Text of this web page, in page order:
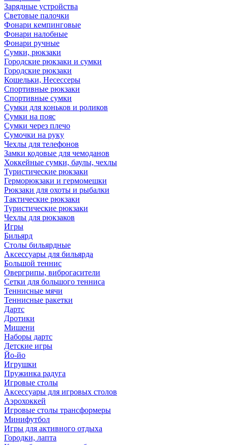
Зарядные устройства
Световые палочки
Фонари кемпинговые
Фонари налобные
Фонари ручные
Сумки, рюкзаки
Городские рюкзаки и сумки
Городские рюкзаки
Кошельки, Несессеры
Спортивные рюкзаки
Спортивные сумки
Сумки для коньков и роликов
Сумки на пояс
Сумки через плечо
Сумочки на руку
Чехлы для телефонов
Замки кодовые для чемоданов
Хоккейные сумки, баулы, чехлы
Туристические рюкзаки
Герморюкзаки и гермомешки
Рюкзаки для охоты и рыбалки
Тактические рюкзаки
Туристические рюкзаки
Чехлы для рюкзаков
Игры
Бильярд
Столы бильярдные
Аксессуары для бильярда
Большой теннис
Овергрипы, виброгасители
Сетки для большого тенниса
Теннисные мячи
Теннисные ракетки
Дартс
Дротики
Мишени
Наборы дартс
Детские игры
Йо-йо
Игрушки
Пружинка радуга
Игровые столы
Аксессуары для игровых столов
Аэрохоккей
Игровые столы трансформеры
Минифутбол
Игры для активного отдыха
Городки, лапта